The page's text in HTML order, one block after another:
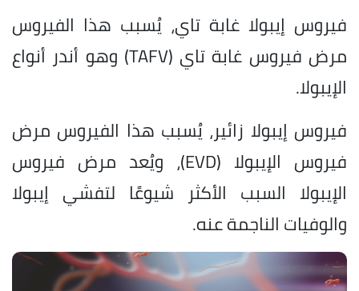
فيروس إيبولا غابة تاي، يُسبب هذا الفيروس
مرض فيروس غابة تاي (TAFV) وهو أندر أنواع
الإيبولا.
فيروس إيبولا زائير، يُسبب هذا الفيروس مرض
فيروس الإيبولا (EVD)، ويُعد مرض فيروس
الإيبولا السبب الأكثر شيوعًا لتفشي إيبولا
والوفيات الناجمة عنه.